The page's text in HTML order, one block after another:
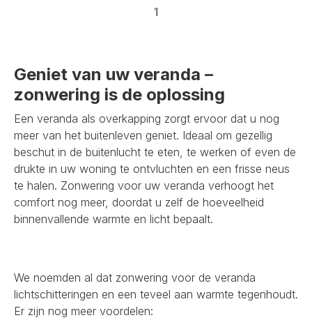
1
Geniet van uw veranda –
zonwering is de oplossing
Een veranda als overkapping zorgt ervoor dat u nog
meer van het buitenleven geniet. Ideaal om gezellig
beschut in de buitenlucht te eten, te werken of even de
drukte in uw woning te ontvluchten en een frisse neus
te halen. Zonwering voor uw veranda verhoogt het
comfort nog meer, doordat u zelf de hoeveelheid
binnenvallende warmte en licht bepaalt.
We noemden al dat zonwering voor de veranda
lichtschitteringen en een teveel aan warmte tegenhoudt.
Er zijn nog meer voordelen: